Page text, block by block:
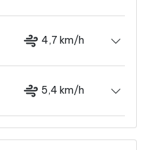
4,7 km/h
5,4 km/h